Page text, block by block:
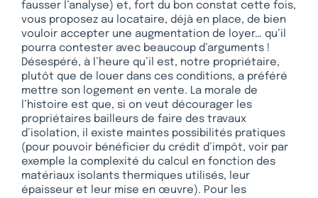
fausser l’analyse) et, fort du bon constat cette fois,
vous proposez au locataire, déjà en place, de bien
vouloir accepter une augmentation de loyer… qu’il
pourra contester avec beaucoup d’arguments !
Désespéré, à l’heure qu’il est, notre propriétaire,
plutôt que de louer dans ces conditions, a préféré
mettre son logement en vente. La morale de
l’histoire est que, si on veut décourager les
propriétaires bailleurs de faire des travaux
d’isolation, il existe maintes possibilités pratiques
(pour pouvoir bénéficier du crédit d’impôt, voir par
exemple la complexité du calcul en fonction des
matériaux isolants thermiques utilisés, leur
épaisseur et leur mise en œuvre). Pour les